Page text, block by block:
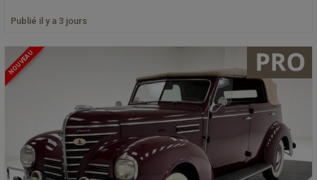
Publié il y a 3 jours
NOUVEAU